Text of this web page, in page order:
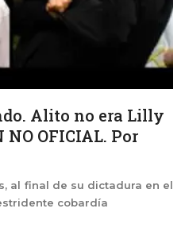
Alito no era Lilly
OFICIAL. Por
al final de su dictadura en el
cobardía